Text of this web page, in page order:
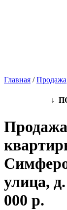
Главная /Продажа
↓
улица,
000 р.